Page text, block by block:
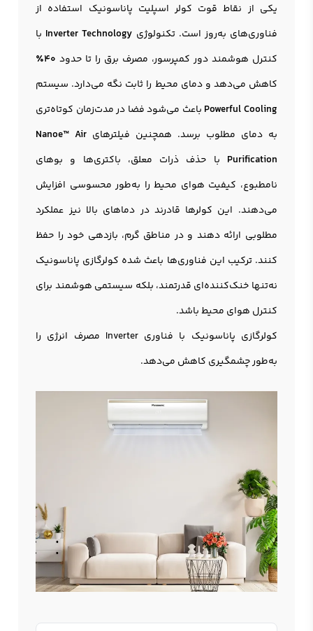
یکی از نقاط قوت کولر اسپلیت پاناسونیک استفاده از
فناوری‌های به‌روز است. تکنولوژی Inverter Technology با
کنترل هوشمند دور کمپرسور، مصرف برق را تا حدود 40٪
کاهش می‌دهد و دمای محیط را ثابت نگه می‌دارد. سیستم
Powerful Cooling باعث می‌شود فضا در مدت‌زمان کوتاه‌تری
به دمای مطلوب برسد. همچنین فیلترهای Nanoe™ Air
Purification با حذف ذرات معلق، باکتری‌ها و بوهای
نامطبوع، کیفیت هوای محیط را به‌طور محسوسی افزایش
می‌دهند. این کولرها قادرند در دماهای بالا نیز عملکرد
مطلوبی ارائه دهند و در مناطق گرم، بازدهی خود را حفظ
کنند. ترکیب این فناوری‌ها باعث شده کولرگازی پاناسونیک
نه‌تنها خنک‌کننده‌ای قدرتمند، بلکه سیستمی هوشمند برای
کنترل هوای محیط باشد.
کولرگازی پاناسونيک با فناوری Inverter مصرف انرژی را
به‌طور چشمگیری کاهش می‌دهد.